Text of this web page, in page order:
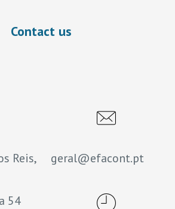
Contact us
Reis,
54
geral@efacont.pt